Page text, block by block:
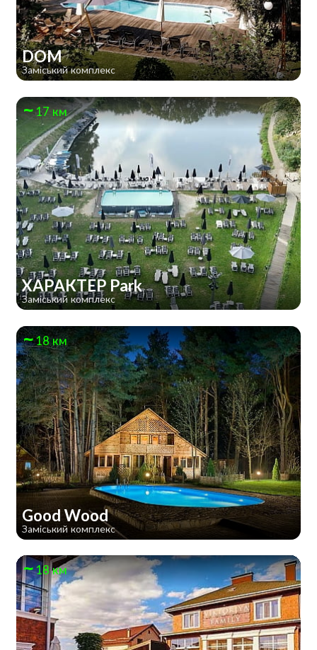
DOM
Заміський комплекс
17 км
ХАРАКТЕР Park
Заміський комплекс
18 км
Good Wood
Заміський комплекс
18 км